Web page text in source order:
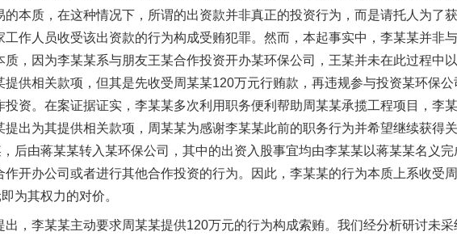
本质，在这种情况下，所谓的出资款并非真正的投资行为，而是请托人为了
作人员收受该出资款的行为构成受贿犯罪。然而，本起事实中，李某某并非
，因为李某某系与朋友王某合作投资开办某环保公司，王某并未在此过程中
供相关款项，但其是先收受周某某120万元行贿款，再违规参与投资某环保
资。在案证据证实，李某某多次利用职务便利帮助周某某承揽工程项目，李
出为其提供相关款项，周某某为感谢李某某此前的职务行为并希望继续获得
后由蒋某某转入某环保公司，其中的出资入股事宜均由李某某以蒋某某名义
开办公司或者进行其他合作投资的行为。因此，李某某的行为本质上系收受
为其权力的对价。
李某某主动要求周某某提供120万元的行为构成索贿。我们经分析研讨未采